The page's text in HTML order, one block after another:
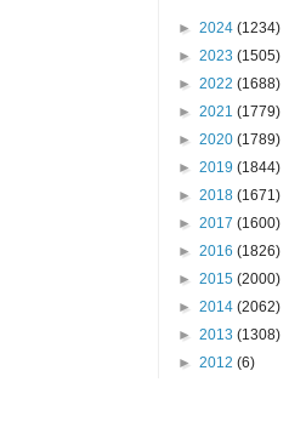
► 2024 (1234)
► 2023 (1505)
► 2022 (1688)
► 2021 (1779)
► 2020 (1789)
► 2019 (1844)
► 2018 (1671)
► 2017 (1600)
► 2016 (1826)
► 2015 (2000)
► 2014 (2062)
► 2013 (1308)
► 2012 (6)